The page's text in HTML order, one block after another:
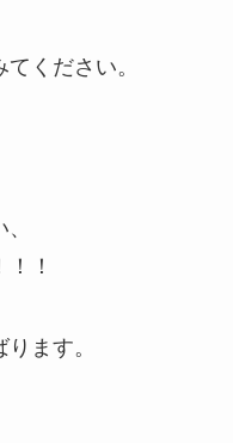
ください。
！
ます。